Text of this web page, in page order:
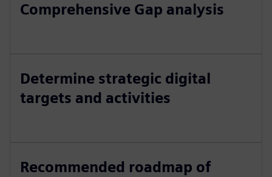
Comprehensive Gap analysis
Determine strategic digital
targets and activities
Recommended roadmap of